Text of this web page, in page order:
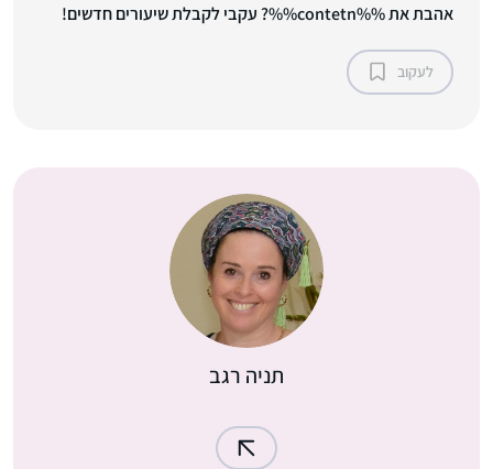
אהבת את %%contetn%%? עקבי לקבלת שיעורים חדשים!
לעקוב
תניה רגב